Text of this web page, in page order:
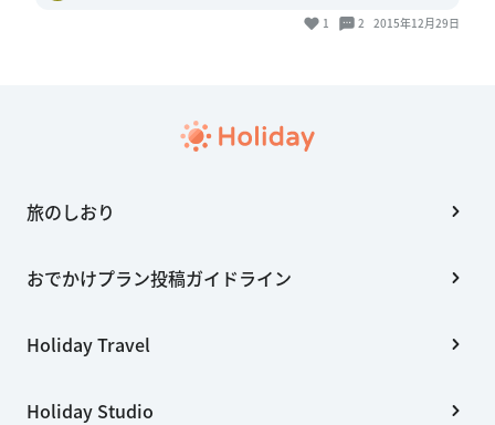
1 2 2015年12月29日
旅のしおり
おでかけプラン投稿ガイドライン
Holiday Travel
Holiday Studio